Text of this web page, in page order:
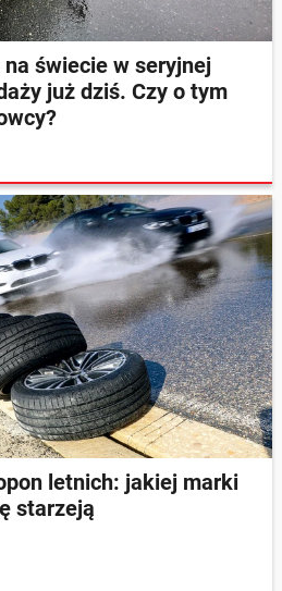
świecie w seryjnej
już dziś. Czy o tym
letnich: jakiej marki
starzeją